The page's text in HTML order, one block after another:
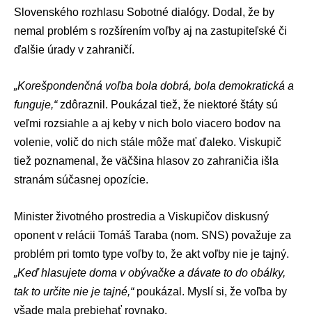
Slovenského rozhlasu Sobotné dialógy. Dodal, že by
nemal problém s rozšírením voľby aj na zastupiteľské či
ďalšie úrady v zahraničí.
„Korešpondenčná voľba bola dobrá, bola demokratická a
funguje,“zdôraznil. Poukázal tiež, že niektoré štáty sú
veľmi rozsiahle a aj keby v nich bolo viacero bodov na
volenie, volič do nich stále môže mať ďaleko. Viskupič
tiež poznamenal, že väčšina hlasov zo zahraničia išla
stranám súčasnej opozície.
Minister životného prostredia a Viskupičov diskusný
oponent v relácii Tomáš Taraba (nom. SNS) považuje za
problém pri tomto type voľby to, že akt voľby nie je tajný.
„Keď hlasujete doma v obývačke a dávate to do obálky,
tak to určite nie je tajné,“poukázal. Myslí si, že voľba by
všade mala prebiehať rovnako.